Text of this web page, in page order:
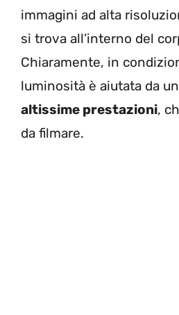
immagini ad alta
si trova all’interno del
Chiaramente, in
luminosità è aiutata da
altissime prestazioni,
da filmare.